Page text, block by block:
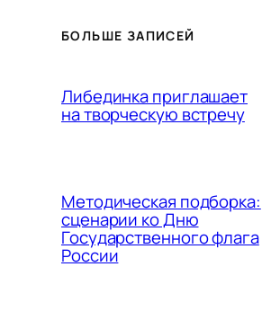
БОЛЬШЕ ЗАПИСЕЙ
Либединка приглашает
на творческую встречу
Методическая подборка:
сценарии ко Дню
Государственного флага
России